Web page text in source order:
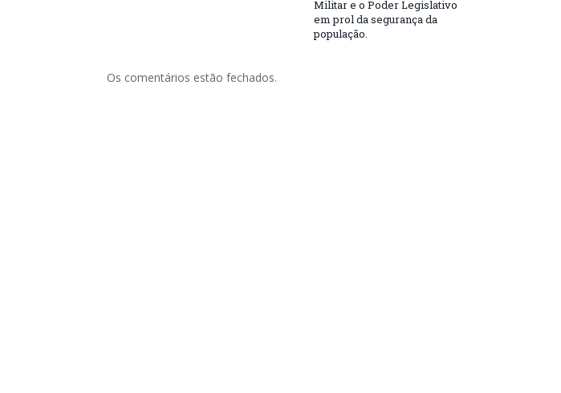
Militar e o Poder Legislativo
em prol da segurança da
população.
Os comentários estão fechados.